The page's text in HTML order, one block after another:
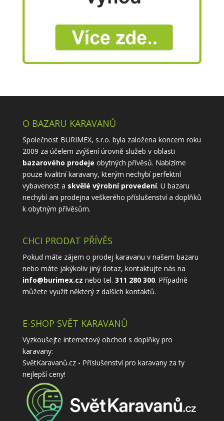
O BAZARU KARAVANŮ
Společnost BURIMEX, s.r.o. byla založena koncem roku
2009 za účelem zvýšení úrovně služeb v oblasti
bazarového prodeje obytných přívěsů. Nabízíme
pouze kvalitní karavany, kterým nechybí perfektní
vybavenost a skvělé výrobní provedení. U bazaru
nechybí ani prodejna veškerého příslušenství a doplňků
k obytným přívěsům.
CHCI PRODAT PŘÍVĚS
Pokud máte zájem o prodej karavanu v našem bazaru
nebo máte jakýkoliv jiný dotaz, kontaktujte nás na
info@burimex.cz nebo tel. 311 280 300. Případně
můžete využít některý z dalších kontaktů.
E-SHOP SVĚT KARAVANŮ
Vyzkoušejte internetový obchod s doplňky pro
karavany:
SvětKaravanů.cz - Příslušenství pro karavanyza ty
nejlepší ceny!